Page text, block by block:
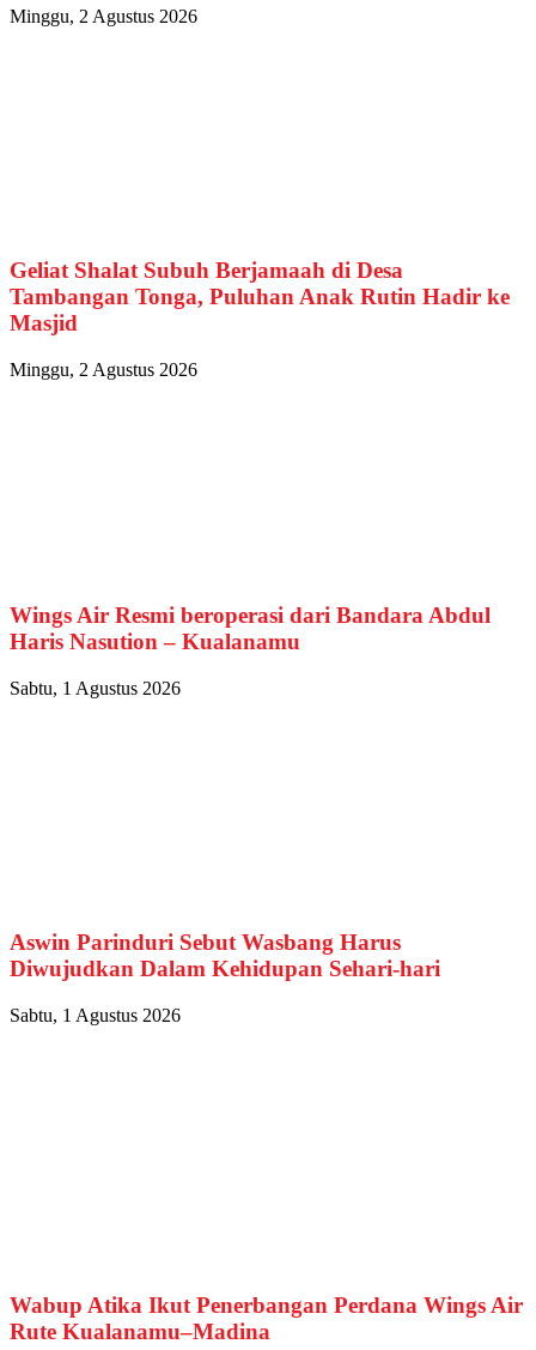
Minggu, 2 Agustus 2026
Geliat Shalat Subuh Berjamaah di Desa
Tambangan Tonga, Puluhan Anak Rutin Hadir ke
Masjid
Minggu, 2 Agustus 2026
Wings Air Resmi beroperasi dari Bandara Abdul
Haris Nasution – Kualanamu
Sabtu, 1 Agustus 2026
Aswin Parinduri Sebut Wasbang Harus
Diwujudkan Dalam Kehidupan Sehari-hari
Sabtu, 1 Agustus 2026
Wabup Atika Ikut Penerbangan Perdana Wings Air
Rute Kualanamu–Madina